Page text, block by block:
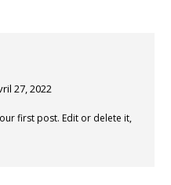
27, 2022
first post. Edit or delete it,